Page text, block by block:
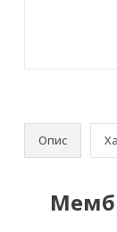
Опис